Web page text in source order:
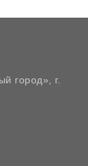
город»,
г.